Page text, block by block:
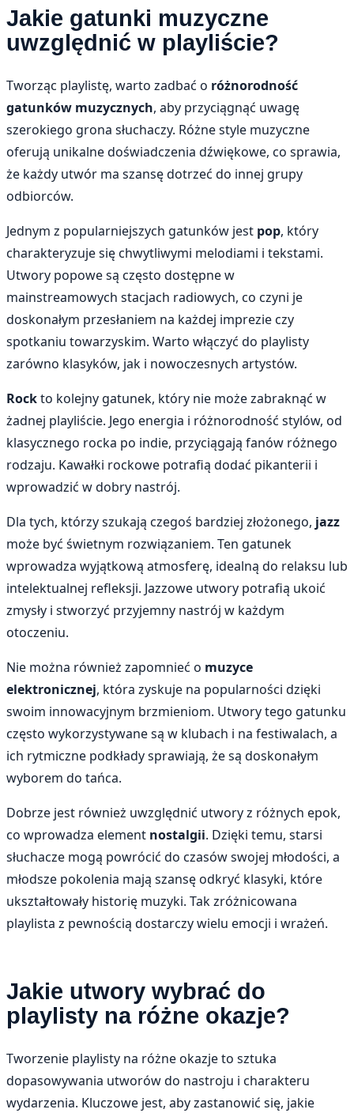
Jakie gatunki muzyczne
uwzględnić w playliście?
Tworząc playlistę, warto zadbać o różnorodność
gatunków muzycznych, aby przyciągnąć uwagę
szerokiego grona słuchaczy. Różne style muzyczne
oferują unikalne doświadczenia dźwiękowe, co sprawia,
że każdy utwór ma szansę dotrzeć do innej grupy
odbiorców.
Jednym z popularniejszych gatunków jest pop, który
charakteryzuje się chwytliwymi melodiami i tekstami.
Utwory popowe są często dostępne w
mainstreamowych stacjach radiowych, co czyni je
doskonałym przesłaniem na każdej imprezie czy
spotkaniu towarzyskim. Warto włączyć do playlisty
zarówno klasyków, jak i nowoczesnych artystów.
Rockto kolejny gatunek, który nie może zabraknąć w
żadnej playliście. Jego energia i różnorodność stylów, od
klasycznego rocka po indie, przyciągają fanów różnego
rodzaju. Kawałki rockowe potrafią dodać pikanterii i
wprowadzić w dobry nastrój.
Dla tych, którzy szukają czegoś bardziej złożonego, jazz
może być świetnym rozwiązaniem. Ten gatunek
wprowadza wyjątkową atmosferę, idealną do relaksu lub
intelektualnej refleksji. Jazzowe utwory potrafią ukoić
zmysły i stworzyć przyjemny nastrój w każdym
otoczeniu.
Nie można również zapomnieć o muzyce
elektronicznej, która zyskuje na popularności dzięki
swoim innowacyjnym brzmieniom. Utwory tego gatunku
często wykorzystywane są w klubach i na festiwalach, a
ich rytmiczne podkłady sprawiają, że są doskonałym
wyborem do tańca.
Dobrze jest również uwzględnić utwory z różnych epok,
co wprowadza element nostalgii. Dzięki temu, starsi
słuchacze mogą powrócić do czasów swojej młodości, a
młodsze pokolenia mają szansę odkryć klasyki, które
ukształtowały historię muzyki. Tak zróżnicowana
playlista z pewnością dostarczy wielu emocji i wrażeń.
Jakie utwory wybrać do
playlisty na różne okazje?
Tworzenie playlisty na różne okazje to sztuka
dopasowywania utworów do nastroju i charakteru
wydarzenia. Kluczowe jest, aby zastanowić się, jakie